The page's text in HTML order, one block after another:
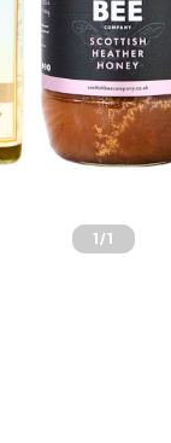
1/1